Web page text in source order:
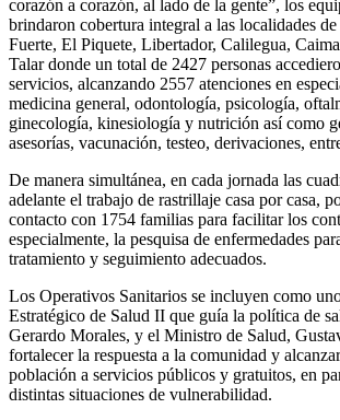
corazón a corazón, al lado de la gente”, los
brindaron cobertura integral a las localidades
Fuerte, El Piquete, Libertador, Calilegua,
Talar donde un total de 2427 personas
servicios, alcanzando 2557 atenciones en
medicina general, odontología, psicología,
ginecología, kinesiología y nutrición así como
asesorías, vacunación, testeo, derivaciones,
De manera simultánea, en cada jornada las
adelante el trabajo de rastrillaje casa por casa,
contacto con 1754 familias para facilitar los
especialmente, la pesquisa de enfermedades
tratamiento y seguimiento adecuados.
Los Operativos Sanitarios se incluyen como
Estratégico de Salud II que guía la política de
Gerardo Morales, y el Ministro de Salud,
fortalecer la respuesta a la comunidad y
población a servicios públicos y gratuitos, en
distintas situaciones de vulnerabilidad.